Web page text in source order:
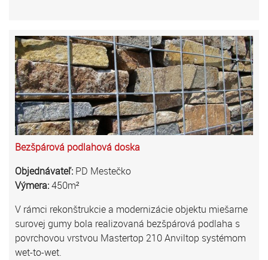
Bezšpárová podlahová doska
Objednávateľ: PD Mestečko
Výmera:450m²
V rámci rekonštrukcie a modernizácie objektu miešarne
surovej gumy bola realizovaná bezšpárová podlaha s
povrchovou vrstvou Mastertop 210 Anviltop systémom
wet-to-wet.